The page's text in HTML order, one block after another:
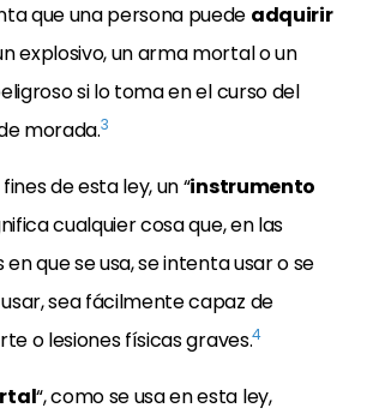
que una persona puede adquirir
explosivo, un arma mortal o un
si lo toma en el curso del
morada.3
de esta ley, un “instrumento
cualquier cosa que, en las
que se usa, se intenta usar o se
sea fácilmente capaz de
o lesiones físicas graves.4
“, como se usa en esta ley,